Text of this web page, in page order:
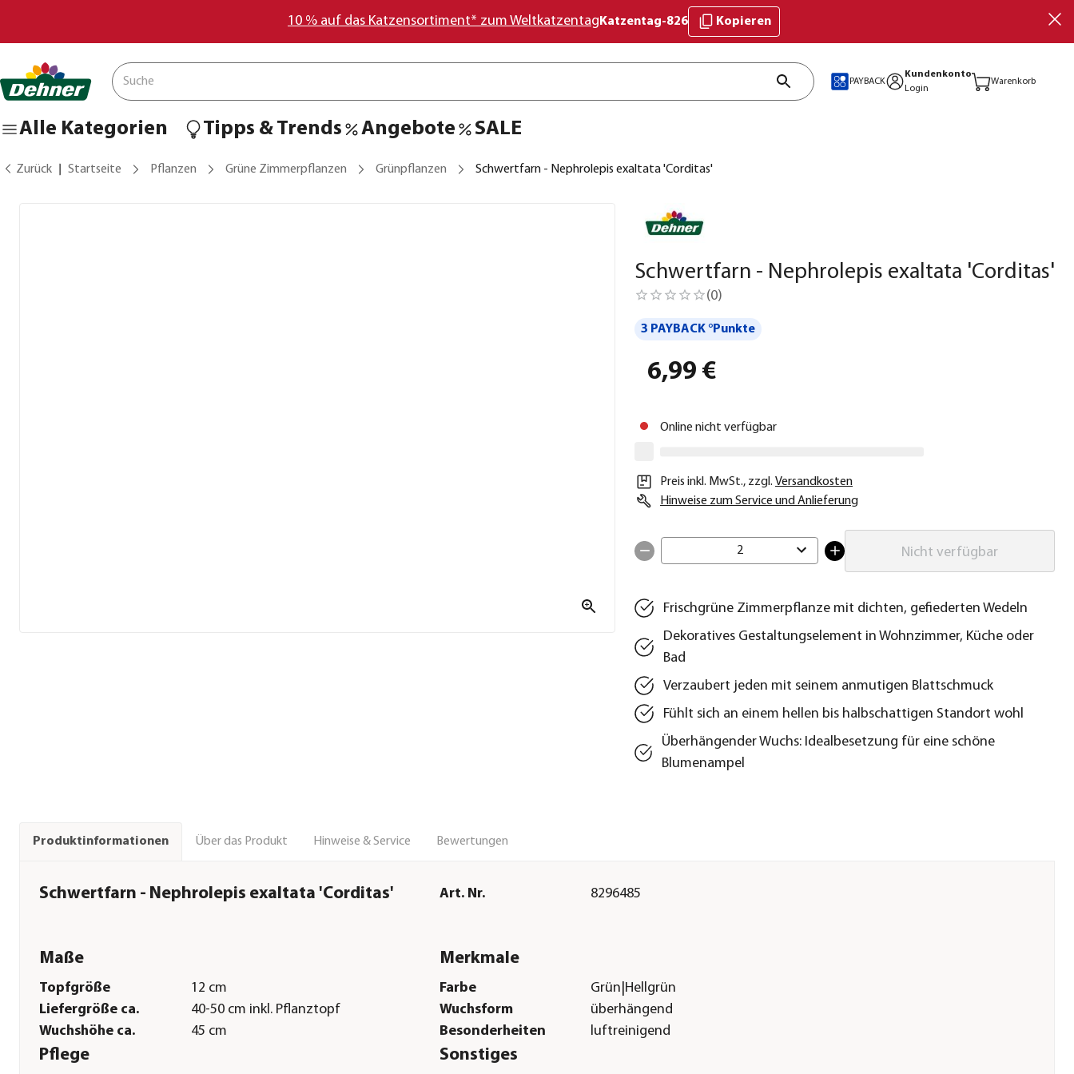
10 % auf das Katzensortiment* zum Weltkatzentag Katzentag-826 Kopieren
PAYBACK
Kundenkonto
Login
Warenkorb
Alle Kategorien Tipps & Trends Angebote SALE
Zurück Startseite Pflanzen Grüne Zimmerpflanzen Grünpflanzen Schwertfarn - Nephrolepis exaltata 'Corditas'
Schwertfarn - Nephrolepis exaltata 'Corditas'
(0)
3 PAYBACK °Punkte
6,99 €
Online nicht verfügbar
Preis inkl. MwSt., zzgl. Versandkosten
Hinweise zum Service und Anlieferung
2 Nicht verfügbar
Frischgrüne Zimmerpflanze mit dichten, gefiederten Wedeln
Dekoratives Gestaltungselement in Wohnzimmer, Küche oder
Bad
Verzaubert jeden mit seinem anmutigen Blattschmuck
Fühlt sich an einem hellen bis halbschattigen Standort wohl
Überhängender Wuchs: Idealbesetzung für eine schöne
Blumenampel
Produktinformationen Über das Produkt Hinweise & Service Bewertungen
Schwertfarn - Nephrolepis exaltata 'Corditas' Art. Nr. 8296485
Maße
Topfgröße
12 cm
Liefergröße ca.
40-50 cm inkl. Pflanztopf
Wuchshöhe ca.
45 cm
Merkmale
Farbe
Grün|Hellgrün
Wuchsform
überhängend
Besonderheiten
luftreinigend
Pflege Sonstiges